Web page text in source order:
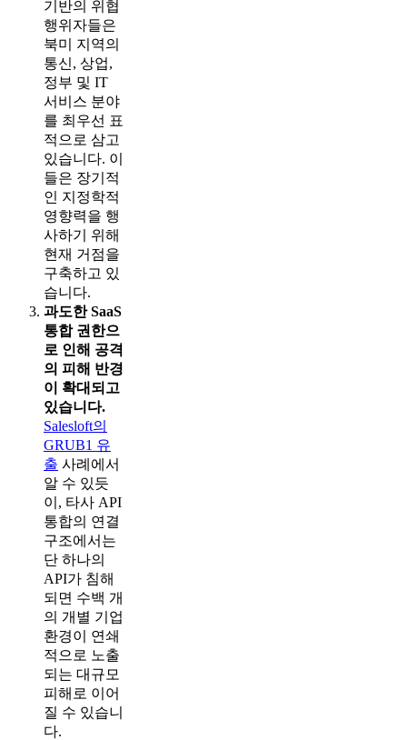
기반의 위협
행위자들은
북미 지역의
통신, 상업,
정부 및 IT
서비스 분야
를 최우선 표
적으로 삼고
있습니다. 이
들은 장기적
인 지정학적
영향력을 행
사하기 위해
현재 거점을
구축하고 있
습니다.
과도한 SaaS
통합 권한으
로 인해 공격
의 피해 반경
이 확대되고
있습니다.
Salesloft의
GRUB1 유
출 사례에서
알 수 있듯
이, 타사 API
통합의 연결
구조에서는
단 하나의
API가 침해
되면 수백 개
의 개별 기업
환경이 연쇄
적으로 노출
되는 대규모
피해로 이어
질 수 있습니
다.